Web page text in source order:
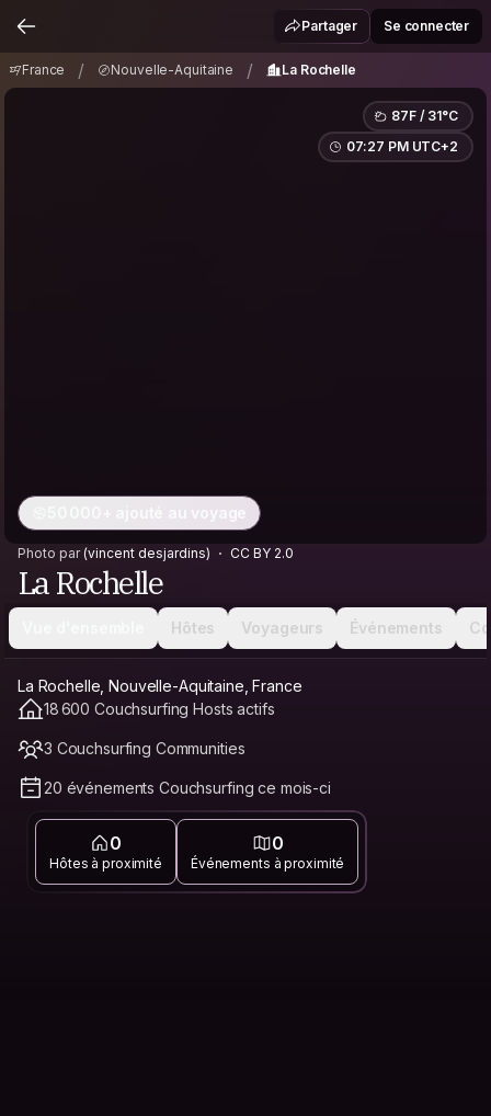
Nouvelle-Aquitaine / La Rochelle
Partager Se connecter
France / Nouvelle-Aquitaine / La Rochelle
87F / 31°C
07:27 PM UTC+2
50 000+ ajouté au voyage
Photo par(vincent desjardins) CC BY 2.0
La Rochelle
Hôtes Voyageurs Événements
La Rochelle, Nouvelle-Aquitaine, France
18 600 Couchsurfing Hosts actifs
3 Couchsurfing Communities
20 événements Couchsurfing ce mois-ci
0
Hôtes à proximité
0
Événements à proximité